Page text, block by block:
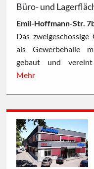
Büro- und
Emil-Hoffmann-Str.
Das
als Gewerbehalle
gebaut und
Mehr